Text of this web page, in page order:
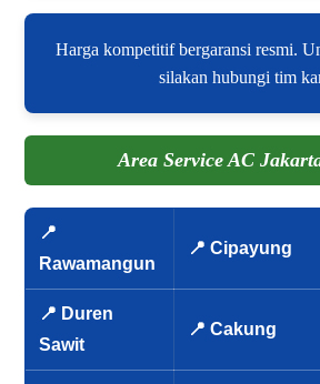
Harga kompetitif bergaransi resmi.
silakan hubungi tim
Area Service AC
📍
Rawamangun
📍 Cipayung
📍 Duren
Sawit
📍 Cakung